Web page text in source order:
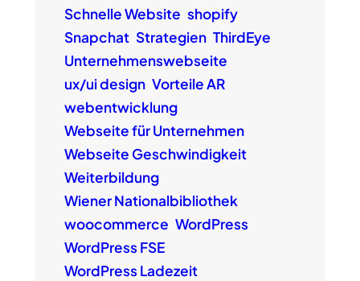
Schnelle Website shopify
Snapchat Strategien ThirdEye
Unternehmenswebseite
ux/ui design Vorteile AR
webentwicklung
Webseite für Unternehmen
Webseite Geschwindigkeit
Weiterbildung
Wiener Nationalbibliothek
woocommerce WordPress
WordPress FSE
WordPress Ladezeit